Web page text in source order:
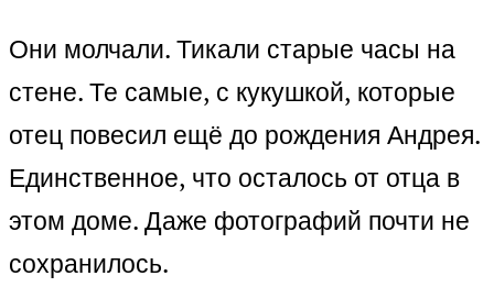
Они молчали. Тикали старые часы на
стене. Те самые, с кукушкой, которые
отец повесил ещё до рождения Андрея.
Единственное, что осталось от отца в
этом доме. Даже фотографий почти не
сохранилось.